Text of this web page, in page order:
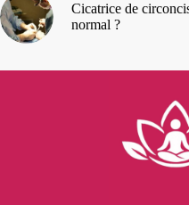
Cicatrice de
normal ?